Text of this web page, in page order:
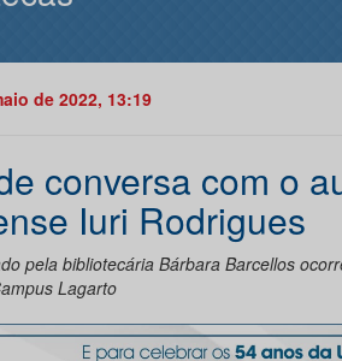
de 2022, 13:19
conversa com o
Iuri Rodrigues
pela bibliotecária Bárbara Barcellos
Lagarto